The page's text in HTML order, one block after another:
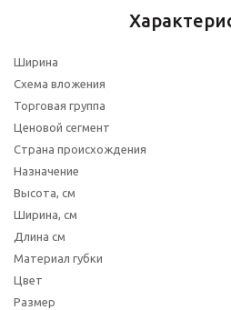
Ширина
Схема вложения
Торговая группа
Ценовой сегмент
Страна происхождения
Назначение
Высота, см
Ширина, см
Длина см
Материал губки
Цвет
Размер